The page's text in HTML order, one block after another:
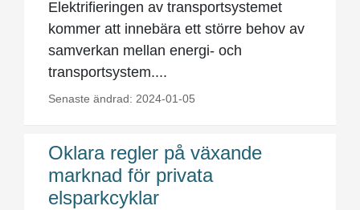
Elektrifieringen av transportsystemet
kommer att innebära ett större behov av
samverkan mellan energi- och
transportsystem....
Senaste ändrad: 2024-01-05
Oklara regler på växande
marknad för privata
elsparkcyklar